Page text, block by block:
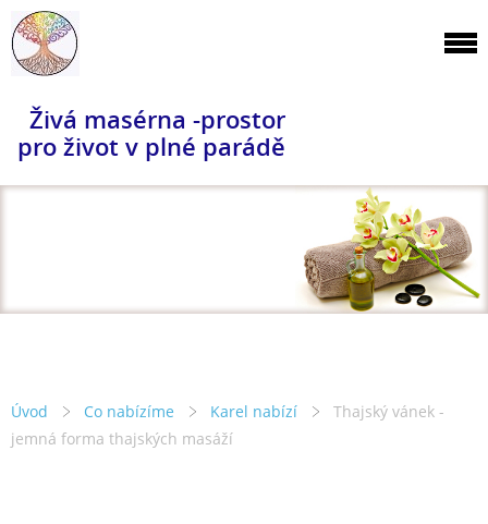
Živá masérna -prostor
pro život v plné parádě
Úvod Co nabízíme Karel nabízí
Thajský vánek -
jemná forma thajských masáží